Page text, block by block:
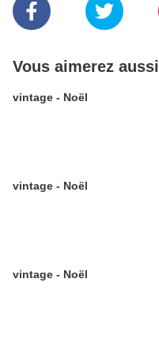
Vous aimerez aussi
vintage - Noël
vintage - Noël
vintage - Noël